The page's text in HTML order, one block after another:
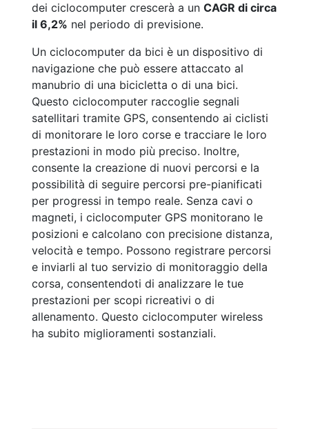
dei ciclocomputer crescerà a un CAGR di circa
il 6,2% nel periodo di previsione.
Un ciclocomputer da bici è un dispositivo di
navigazione che può essere attaccato al
manubrio di una bicicletta o di una bici.
Questo ciclocomputer raccoglie segnali
satellitari tramite GPS, consentendo ai ciclisti
di monitorare le loro corse e tracciare le loro
prestazioni in modo più preciso. Inoltre,
consente la creazione di nuovi percorsi e la
possibilità di seguire percorsi pre-pianificati
per progressi in tempo reale. Senza cavi o
magneti, i ciclocomputer GPS monitorano le
posizioni e calcolano con precisione distanza,
velocità e tempo. Possono registrare percorsi
e inviarli al tuo servizio di monitoraggio della
corsa, consentendoti di analizzare le tue
prestazioni per scopi ricreativi o di
allenamento. Questo ciclocomputer wireless
ha subito miglioramenti sostanziali.